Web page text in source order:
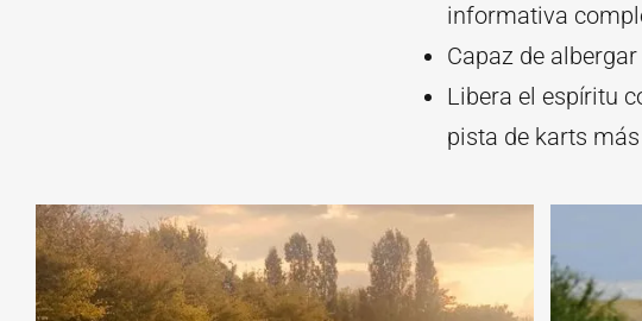
informativa
Capaz de
Libera el espíritu
pista de karts